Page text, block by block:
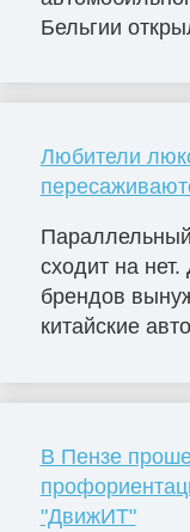
Бельгии
Любители
сходит на
брендов
китайские
В Пензе
"ДвижИТ"